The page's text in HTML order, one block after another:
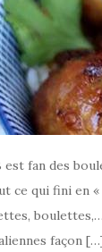
est fan des
ce qui fini en
façon